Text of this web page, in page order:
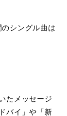
のシングル曲は
たメッセージ
バイ」や「新